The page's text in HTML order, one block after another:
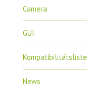
Camera
GUI
Kompatibilitätsliste
News